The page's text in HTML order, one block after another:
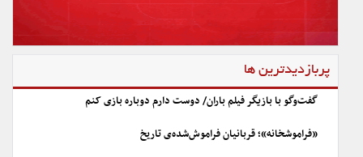
پربازدیدترین ها
گفت‌وگو با بازیگر فیلم باران/ دوست دارم دوباره بازی کنم
«فراموشخانه»؛ قربانیان فراموش‌شده‌ی تاریخ